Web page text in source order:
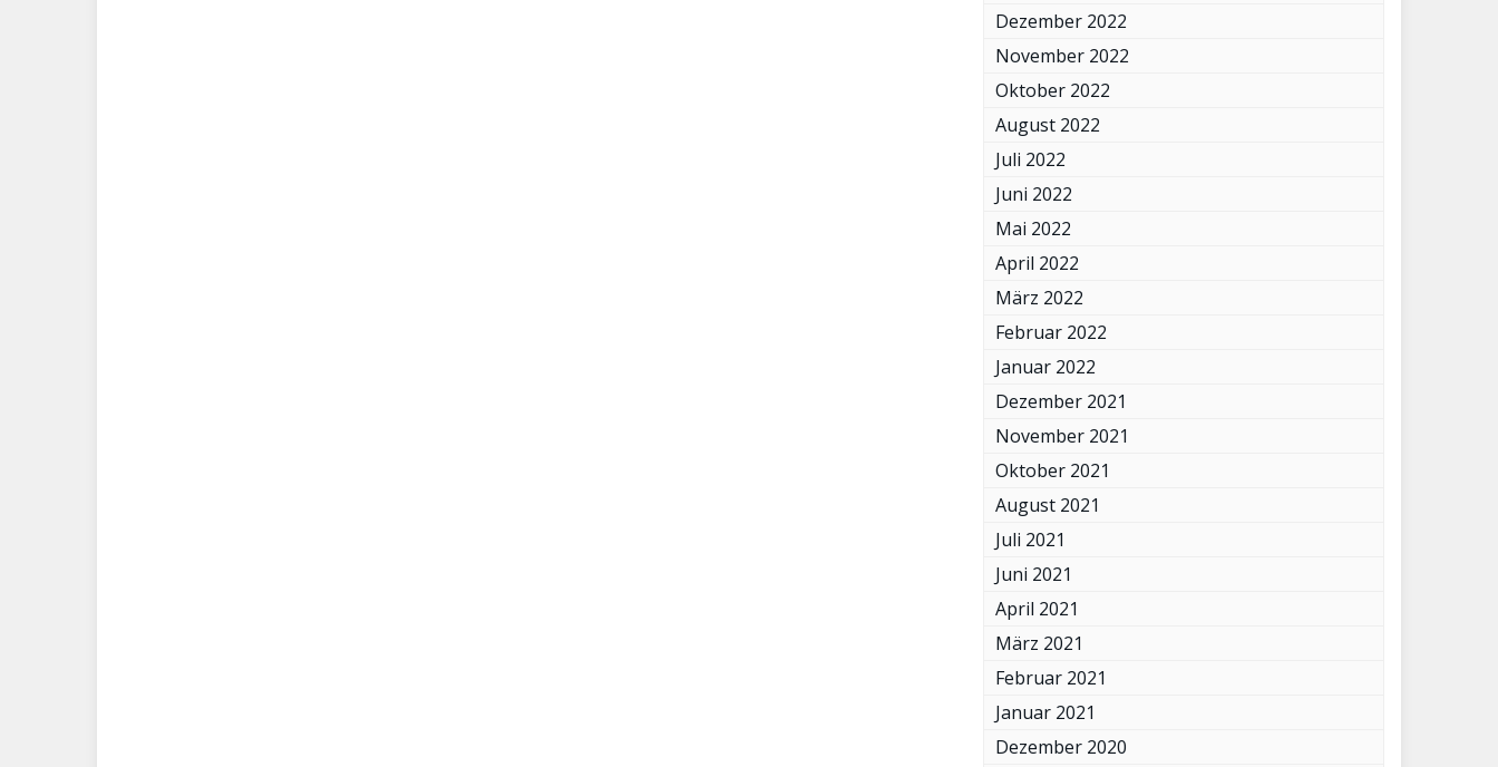
Dezember 2022
November 2022
Oktober 2022
August 2022
Juli 2022
Juni 2022
Mai 2022
April 2022
März 2022
Februar 2022
Januar 2022
Dezember 2021
November 2021
Oktober 2021
August 2021
Juli 2021
Juni 2021
April 2021
März 2021
Februar 2021
Januar 2021
Dezember 2020